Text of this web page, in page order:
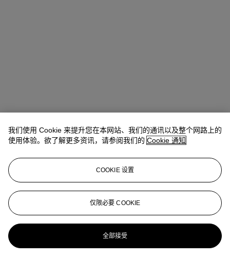
我们使用 Cookie 来提升您在本网站、我们的通讯以及整个网路上的
使用体验。欲了解更多资讯，请参阅我们的 Cookie 通知
COOKIE 设置
仅限必要 COOKIE
全部接受